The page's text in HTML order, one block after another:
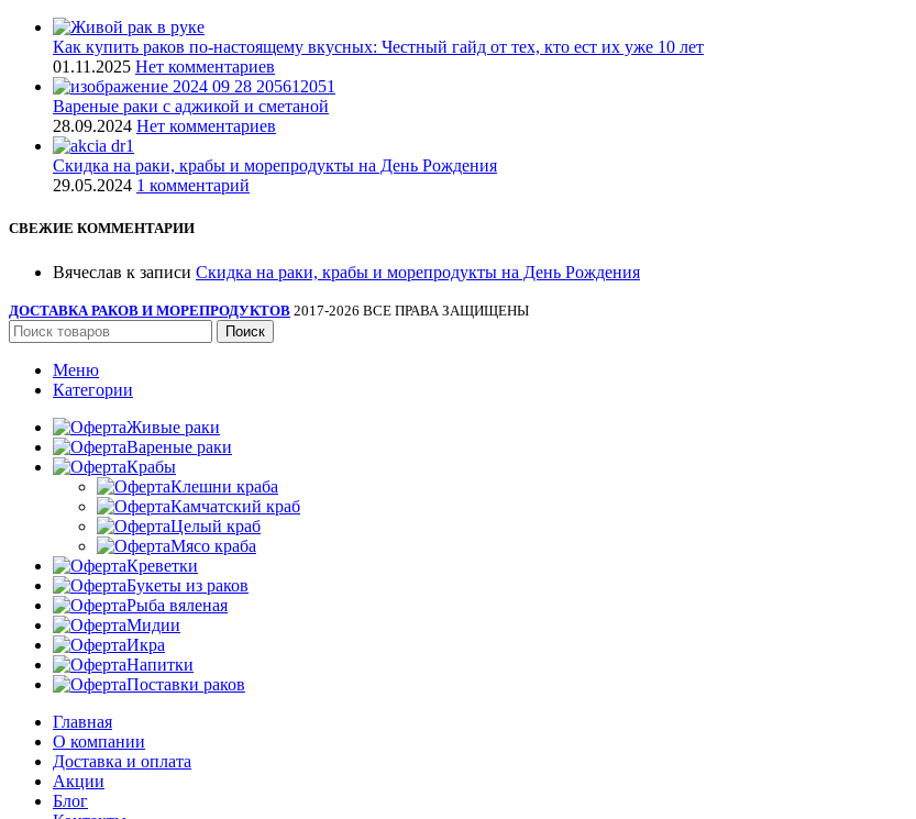
Как купить раков по-настоящему вкусных: Честный гайд от тех, кто ест их уже 10 лет
01.11.2025 Нет комментариев
Вареные раки с аджикой и сметаной
28.09.2024 Нет комментариев
Скидка на раки, крабы и морепродукты на День Рождения
29.05.2024 1 комментарий
СВЕЖИЕ КОММЕНТАРИИ
Вячеслав к записи Скидка на раки, крабы и морепродукты на День Рождения
ДОСТАВКА РАКОВ И МОРЕПРОДУКТОВ 2017-2026 ВСЕ ПРАВА ЗАЩИЩЕНЫ
Поиск
Меню
Категории
Живые раки
Вареные раки
Крабы
Клешни краба
Камчатский краб
Целый краб
Мясо краба
Креветки
Букеты из раков
Рыба вяленая
Мидии
Икра
Напитки
Поставки раков
Главная
О компании
Доставка и оплата
Акции
Блог